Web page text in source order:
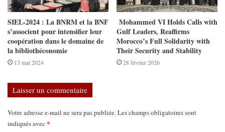
SIEL-2024 : La BNRM et la BNF
s’associent pour intensifier leur
coopération dans le domaine de
la bibliothéconomie
13 mai 2024
Mohammed VI Holds Calls with
Gulf Leaders, Reaffirms
Morocco’s Full Solidarity with
Their Security and Stability
28 février 2026
Laisser un commentaire
Votre adresse e-mail ne sera pas publiée.Les champs obligatoires sont
indiqués avec *